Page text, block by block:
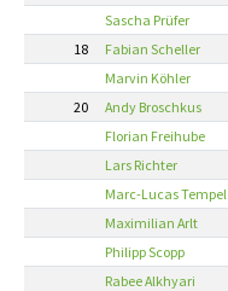
Sascha Prüfer
18
Fabian Scheller
Marvin Köhler
20
Andy Broschkus
Florian Freihube
Lars Richter
Marc-Lucas Tempel
Maximilian Arlt
Philipp Scopp
Rabee Alkhyari